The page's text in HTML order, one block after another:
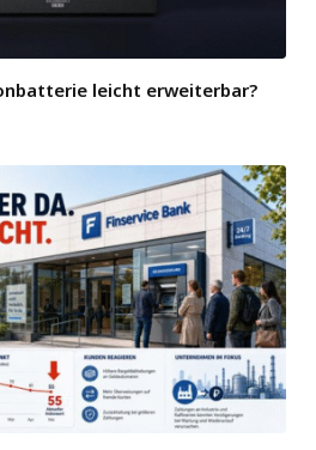
leicht erweiterbar?